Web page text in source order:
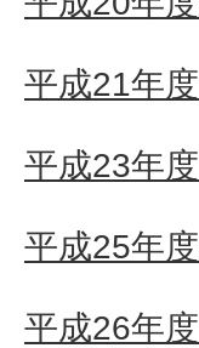
平成21年
平成23年
平成25年
平成26年